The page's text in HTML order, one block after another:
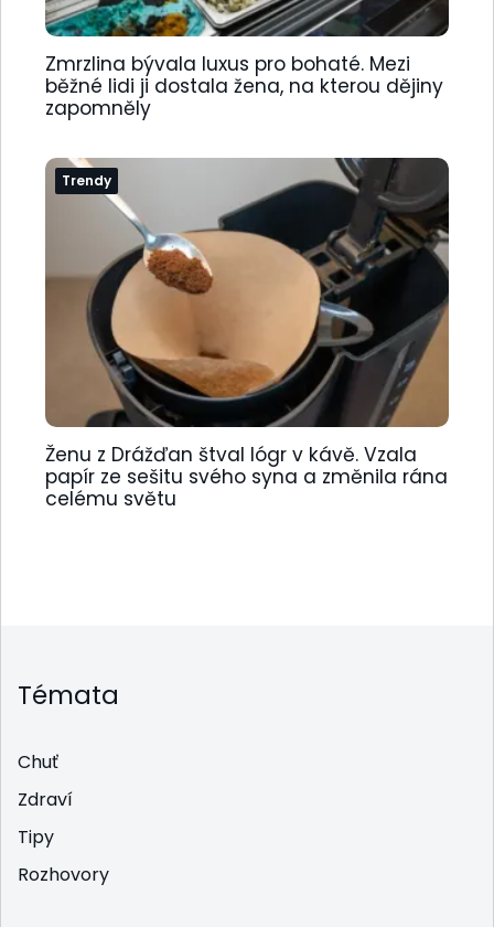
Zmrzlina bývala luxus pro bohaté. Mezi
běžné lidi ji dostala žena, na kterou dějiny
zapomněly
Trendy
Ženu z Drážďan štval lógr v kávě. Vzala
papír ze sešitu svého syna a změnila rána
celému světu
Témata
Chuť
Zdraví
Tipy
Rozhovory